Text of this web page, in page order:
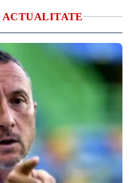
ACTUALITATE